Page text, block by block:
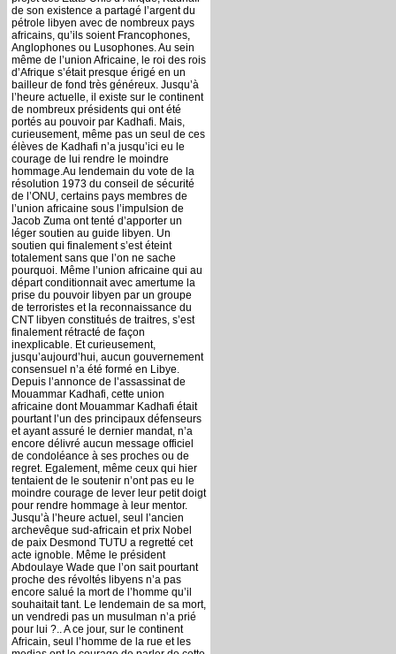
de son existence a partagé l’argent du
pétrole libyen avec de nombreux pays
africains, qu’ils soient Francophones,
Anglophones ou Lusophones. Au sein
même de l’union Africaine, le roi des rois
d’Afrique s’était presque érigé en un
bailleur de fond très généreux. Jusqu’à
l’heure actuelle, il existe sur le continent
de nombreux présidents qui ont été
portés au pouvoir par Kadhafi. Mais,
curieusement, même pas un seul de ces
élèves de Kadhafi n’a jusqu’ici eu le
courage de lui rendre le moindre
hommage.Au lendemain du vote de la
résolution 1973 du conseil de sécurité
de l’ONU, certains pays membres de
l’union africaine sous l’impulsion de
Jacob Zuma ont tenté d’apporter un
léger soutien au guide libyen. Un
soutien qui finalement s’est éteint
totalement sans que l’on ne sache
pourquoi. Même l’union africaine qui au
départ conditionnait avec amertume la
prise du pouvoir libyen par un groupe
de terroristes et la reconnaissance du
CNT libyen constitués de traitres, s’est
finalement rétracté de façon
inexplicable. Et curieusement,
jusqu’aujourd’hui, aucun gouvernement
consensuel n’a été formé en Libye.
Depuis l’annonce de l’assassinat de
Mouammar Kadhafi, cette union
africaine dont Mouammar Kadhafi était
pourtant l’un des principaux défenseurs
et ayant assuré le dernier mandat, n’a
encore délivré aucun message officiel
de condoléance à ses proches ou de
regret. Egalement, même ceux qui hier
tentaient de le soutenir n’ont pas eu le
moindre courage de lever leur petit doigt
pour rendre hommage à leur mentor.
Jusqu’à l’heure actuel, seul l’ancien
archevêque sud-africain et prix Nobel
de paix Desmond TUTU a regretté cet
acte ignoble. Même le président
Abdoulaye Wade que l’on sait pourtant
proche des révoltés libyens n’a pas
encore salué la mort de l’homme qu’il
souhaitait tant. Le lendemain de sa mort,
un vendredi pas un musulman n’a prié
pour lui ?.. A ce jour, sur le continent
Africain, seul l’homme de la rue et les